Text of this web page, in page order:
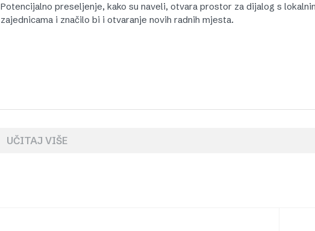
Potencijalno preseljenje, kako su naveli, otvara prostor za dijalog s
zajednicama i značilo bi i otvaranje novih radnih mjesta.
UČITAJ VIŠE